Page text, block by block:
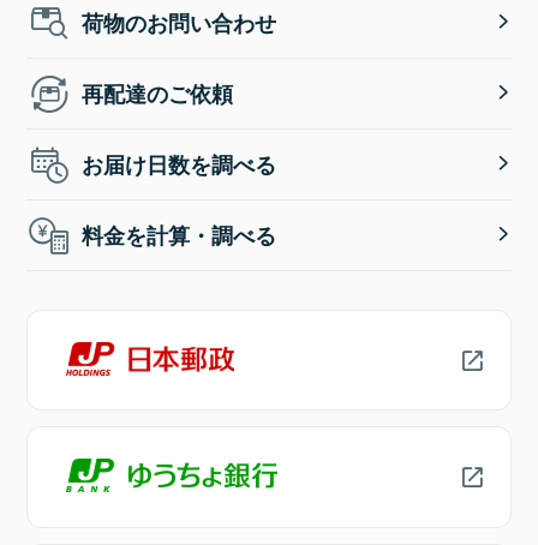
荷物のお問い合わせ
再配達のご依頼
お届け日数を調べる
料金を計算・調べる